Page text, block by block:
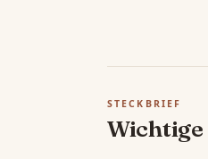
STECKBRIEF